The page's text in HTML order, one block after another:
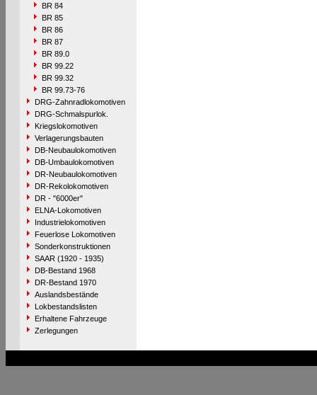
BR 84
BR 85
BR 86
BR 87
BR 89.0
BR 99.22
BR 99.32
BR 99.73-76
DRG-Zahnradlokomotiven
DRG-Schmalspurlok.
Kriegslokomotiven
Verlagerungsbauten
DB-Neubaulokomotiven
DB-Umbaulokomotiven
DR-Neubaulokomotiven
DR-Rekolokomotiven
DR - "6000er"
ELNA-Lokomotiven
Industrielokomotiven
Feuerlose Lokomotiven
Sonderkonstruktionen
SAAR (1920 - 1935)
DB-Bestand 1968
DR-Bestand 1970
Auslandsbestände
Lokbestandslisten
Erhaltene Fahrzeuge
Zerlegungen